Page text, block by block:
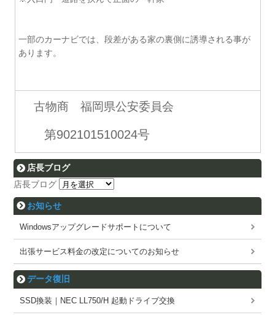
一部のカーナビでは、段差がある家の裏側に誘導される事が
あります。
古物商 福岡県公安委員会
第902101510024号
店長ブログ
店長ブログ
お知らせ
Windowsアップグレードサポートについて
出張サービス料金の改定についてのお知らせ
データ復旧
SSD換装｜NEC LL750/H 起動ドライブ交換